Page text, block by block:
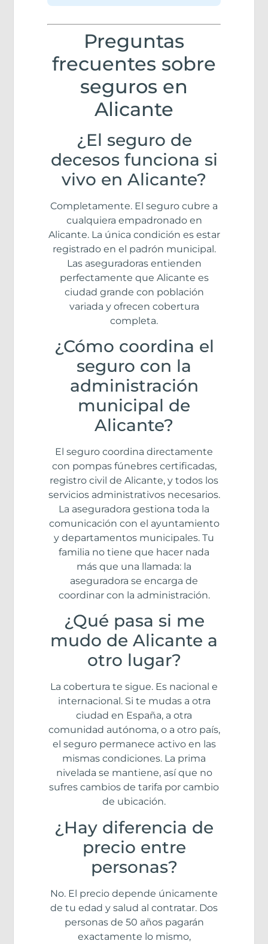
Preguntas
frecuentes sobre
seguros en
Alicante
¿El seguro de
decesos funciona si
vivo en Alicante?
Completamente. El seguro cubre a
cualquiera empadronado en
Alicante. La única condición es estar
registrado en el padrón municipal.
Las aseguradoras entienden
perfectamente que Alicante es
ciudad grande con población
variada y ofrecen cobertura
completa.
¿Cómo coordina el
seguro con la
administración
municipal de
Alicante?
El seguro coordina directamente
con pompas fúnebres certificadas,
registro civil de Alicante, y todos los
servicios administrativos necesarios.
La aseguradora gestiona toda la
comunicación con el ayuntamiento
y departamentos municipales. Tu
familia no tiene que hacer nada
más que una llamada: la
aseguradora se encarga de
coordinar con la administración.
¿Qué pasa si me
mudo de Alicante a
otro lugar?
La cobertura te sigue. Es nacional e
internacional. Si te mudas a otra
ciudad en España, a otra
comunidad autónoma, o a otro país,
el seguro permanece activo en las
mismas condiciones. La prima
nivelada se mantiene, así que no
sufres cambios de tarifa por cambio
de ubicación.
¿Hay diferencia de
precio entre
personas?
No. El precio depende únicamente
de tu edad y salud al contratar. Dos
personas de 50 años pagarán
exactamente lo mismo,